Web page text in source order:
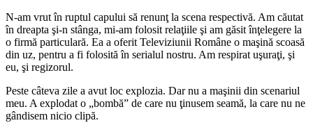
N-am vrut în ruptul capului să renunţ la scena respectivă. Am căutat
în dreapta şi-n stânga, mi-am folosit relaţiile şi am găsit înţelegere la
o firmă particulară. Ea a oferit Televiziunii Române o maşină scoasă
din uz, pentru a fi folosită în serialul nostru. Am respirat uşuraţi, şi
eu, şi regizorul.
Peste câteva zile a avut loc explozia. Dar nu a maşinii din scenariul
meu. A explodat o „bombă” de care nu ţinusem seamă, la care nu ne
gândisem nicio clipă.